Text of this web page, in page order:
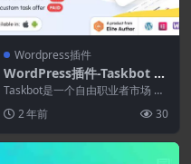
Wordpress插件
WordPress插件-Taskbot 6.
0–自由职业者市场WordPres
s插件
Taskbot是一个自由职业者市场 W
务/...2 年前 30